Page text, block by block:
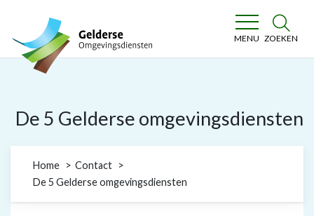
Gelderse Omgevingsdiensten
MENU ZOEKEN
De 5 Gelderse omgevingsdiensten
Home
Contact
De 5 Gelderse omgevingsdiensten